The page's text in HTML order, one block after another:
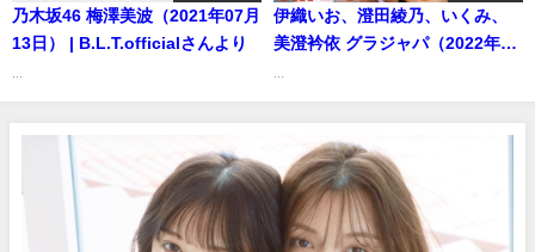
乃木坂46 梅澤美波（2021年07月
13日） | B.L.T.officialさんより
伊織いお、澄田綾乃、いくみ、
美澄衿依 グラジャパ（2022年01
英社 週刊プレイボーイ公式】さ
んより